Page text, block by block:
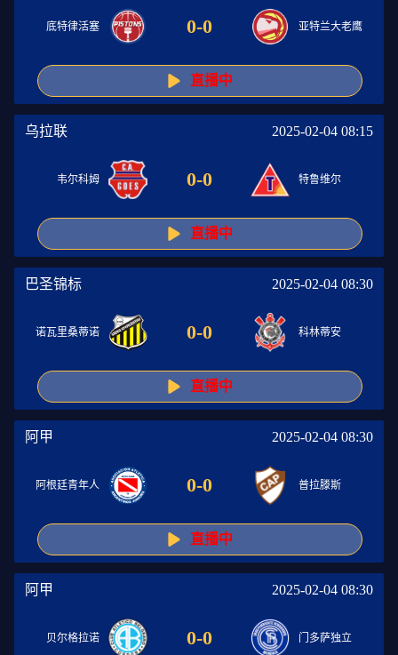
底特律活塞 0-0 亚特兰大老鹰
直播中
乌拉联 2025-02-04 08:15
韦尔科姆 0-0 特鲁维尔
直播中
巴圣锦标 2025-02-04 08:30
诺瓦里桑蒂诺 0-0 科林蒂安
直播中
阿甲 2025-02-04 08:30
阿根廷青年人 0-0 普拉滕斯
直播中
阿甲 2025-02-04 08:30
贝尔格拉诺 0-0 门多萨独立